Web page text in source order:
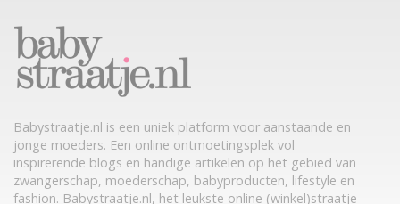
Babystraatje.nl is een uniek platform voor aanstaande en
jonge moeders. Een online ontmoetingsplek vol
inspirerende blogs en handige artikelen op het gebied van
zwangerschap, moederschap, babyproducten, lifestyle en
fashion. Babystraatje.nl, het leukste online (winkel)straatje